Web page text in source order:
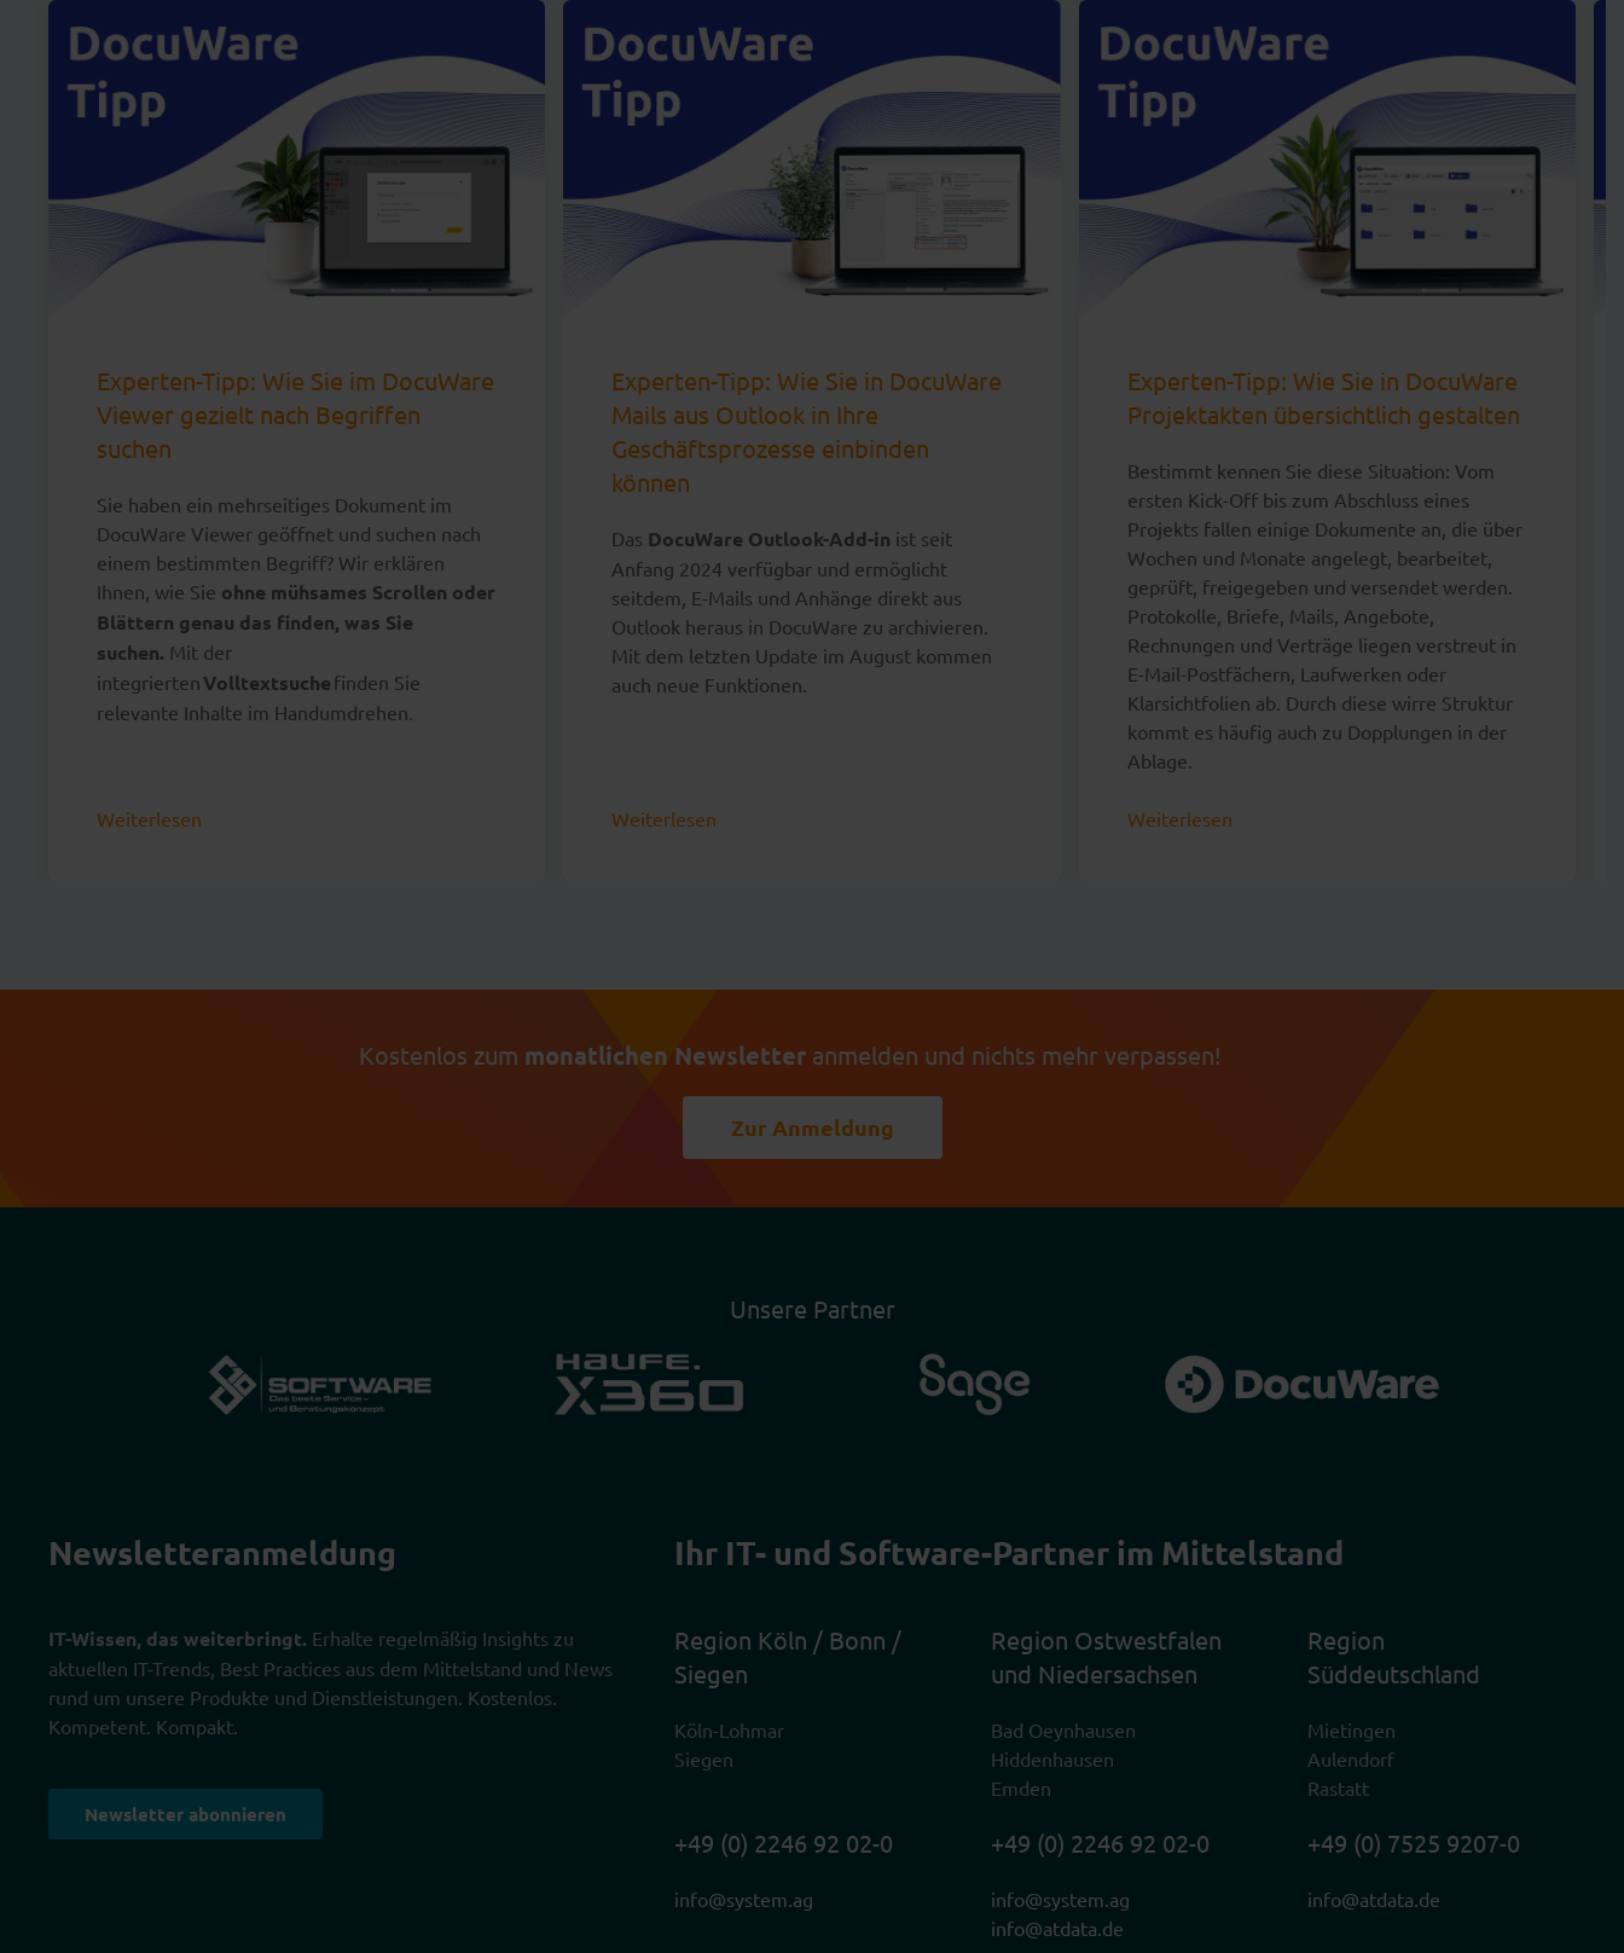
Experten-Tipp: Wie Sie im DocuWare
Viewer gezielt nach Begriffen
suchen
Sie haben ein mehrseitiges Dokument im
DocuWare Viewer geöffnet und suchen nach
einem bestimmten Begriff? Wir erklären
Ihnen, wie Sie ohne mühsames Scrollen oder
Blättern genau das finden, was Sie
suchen. Mit der
integriertenVolltextsuche finden Sie
relevante Inhalte im Handumdrehen.
Weiterlesen
Experten-Tipp: Wie Sie in DocuWare
Mails aus Outlook in Ihre
Geschäftsprozesse einbinden
können
Das DocuWare Outlook-Add-in ist seit
Anfang 2024 verfügbar und ermöglicht
seitdem, E-Mails und Anhänge direkt aus
Outlook heraus in DocuWare zu archivieren.
Mit dem letzten Update im August kommen
auch neue Funktionen.
Weiterlesen
Experten-Tipp: Wie Sie in DocuWare
Projektakten übersichtlich gestalten
Bestimmt kennen Sie diese Situation: Vom
ersten Kick-Off bis zum Abschluss eines
Projekts fallen einige Dokumente an, die über
Wochen und Monate angelegt, bearbeitet,
geprüft, freigegeben und versendet werden.
Protokolle, Briefe, Mails, Angebote,
Rechnungen und Verträge liegen verstreut in
E-Mail-Postfächern, Laufwerken oder
Klarsichtfolien ab. Durch diese wirre Struktur
kommt es häufig auch zu Dopplungen in der
Ablage.
Weiterlesen
Kostenlos zum monatlichen Newsletter anmelden und nichts mehr verpassen!
Zur Anmeldung
Unsere Partner
Newsletter­anmeldung
IT-Wissen, das weiterbringt. Erhalte regelmäßig Insights zu
aktuellen IT-Trends, Best Practices aus dem Mittelstand und News
rund um unsere Produkte und Dienstleistungen. Kostenlos.
Kompetent. Kompakt.
Newsletter abonnieren
Ihr IT- und Software-Partner im Mittelstand
Region Köln / Bonn /
Siegen
Köln-Lohmar
Siegen
+49 (0) 2246 92 02-0
info@system.ag
Region Ostwestfalen
und Niedersachsen
Bad Oeynhausen
Hiddenhausen
Emden
+49 (0) 2246 92 02-0
info@system.ag
info@atdata.de
Region
Süddeutschland
Mietingen
Aulendorf
Rastatt
+49 (0) 7525 9207-0
info@atdata.de